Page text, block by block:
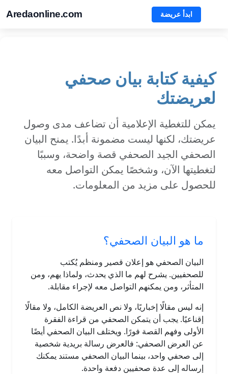
Aredaonline.com ابدأ عريضة
كيفية كتابة بيان صحفي
لعريضتك
يمكن للتغطية الإعلامية أن تضاعف مدى وصول
عريضتك، لكنها ليست مضمونة أبدًا. يمنح البيان
الصحفي الجيد الصحفي قصة واضحة، وسببًا
لتغطيتها الآن، وشخصًا يمكن التواصل معه
للحصول على مزيد من المعلومات.
ما هو البيان الصحفي؟
البيان الصحفي هو إعلان قصير ومنظم يُكتب
للصحفيين. يشرح لهم ما الذي يحدث، ولماذا يهم، ومن
المتأثر، ومن يمكنهم التواصل معه لإجراء مقابلة.
إنه ليس مقالًا إخباريًا، ولا نص العريضة الكامل، ولا مقالًا
إقناعيًا. يجب أن يتمكن الصحفي من قراءة الفقرة
الأولى وفهم القصة فورًا. ويختلف البيان الصحفي أيضًا
عن العرض الصحفي: فالعرض رسالة بريدية شخصية
إلى صحفي واحد، بينما البيان الصحفي مستند يمكنك
إرساله إلى عدة صحفيين دفعة واحدة.